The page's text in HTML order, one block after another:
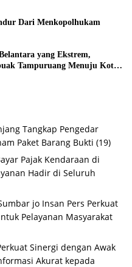
Dari Menkopolhukam
yang Ekstrem,
Tampuruang Menuju Koto
Tangkap Pengedar
Paket Barang Bukti (19)
Pajak Kendaraan di
Hadir di Seluruh
jo Insan Pers Perkuat
Pelayanan Masyarakat
Sinergi dengan Awak
Akurat kepada